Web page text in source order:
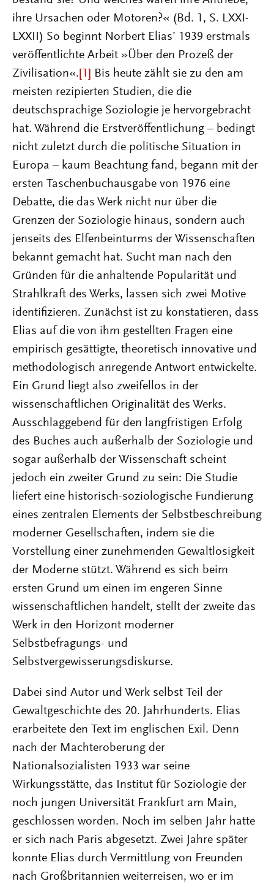
ihre Ursachen oder Motoren?« (Bd. 1, S. LXXI-
LXXII) So beginnt Norbert Elias’ 1939 erstmals
veröffentlichte Arbeit »Über den Prozeß der
Zivilisation«. [1]
Bis heute zählt sie zu den am
meisten rezipierten Studien, die die
deutschsprachige Soziologie je hervorgebracht
hat. Während die Erstveröffentlichung – bedingt
nicht zuletzt durch die politische Situation in
Europa – kaum Beachtung fand, begann mit der
ersten Taschenbuchausgabe von 1976 eine
Debatte, die das Werk nicht nur über die
Grenzen der Soziologie hinaus, sondern auch
jenseits des Elfenbeinturms der Wissenschaften
bekannt gemacht hat. Sucht man nach den
Gründen für die anhaltende Popularität und
Strahlkraft des Werks, lassen sich zwei Motive
identifizieren. Zunächst ist zu konstatieren, dass
Elias auf die von ihm gestellten Fragen eine
empirisch gesättigte, theoretisch innovative und
methodologisch anregende Antwort entwickelte.
Ein Grund liegt also zweifellos in der
wissenschaftlichen Originalität des Werks.
Ausschlaggebend für den langfristigen Erfolg
des Buches auch außerhalb der Soziologie und
sogar außerhalb der Wissenschaft scheint
jedoch ein zweiter Grund zu sein: Die Studie
liefert eine historisch-soziologische Fundierung
eines zentralen Elements der Selbstbeschreibung
moderner Gesellschaften, indem sie die
Vorstellung einer zunehmenden Gewaltlosigkeit
der Moderne stützt. Während es sich beim
ersten Grund um einen im engeren Sinne
wissenschaftlichen handelt, stellt der zweite das
Werk in den Horizont moderner
Selbstbefragungs- und
Selbstvergewisserungsdiskurse.
Dabei sind Autor und Werk selbst Teil der
Gewaltgeschichte des 20. Jahrhunderts. Elias
erarbeitete den Text im englischen Exil. Denn
nach der Machteroberung der
Nationalsozialisten 1933 war seine
Wirkungsstätte, das Institut für Soziologie der
noch jungen Universität Frankfurt am Main,
geschlossen worden. Noch im selben Jahr hatte
er sich nach Paris abgesetzt. Zwei Jahre später
konnte Elias durch Vermittlung von Freunden
nach Großbritannien weiterreisen, wo er im